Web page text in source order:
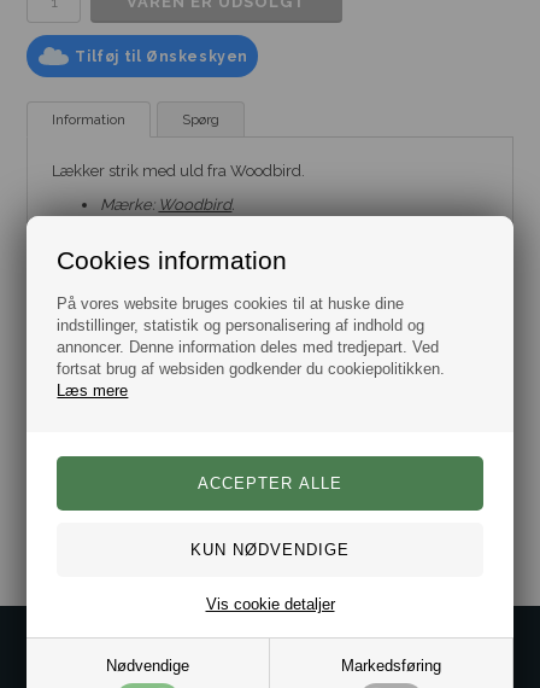
Cookies information
På vores website bruges cookies til at huske dine
indstillinger, statistik og personalisering af indhold og
annoncer. Denne information deles med tredjepart. Ved
fortsat brug af websiden godkender du cookiepolitikken.
Læs mere
Nødvendige Markedsføring
Vis cookie detaljer
Tilføj til Ønskeskyen
Information Spørg
Lækker strik med uld fra Woodbird.
Mærke: Woodbird.
Farve: Sand
Størrelse: Flere varianter fra Small til XXL